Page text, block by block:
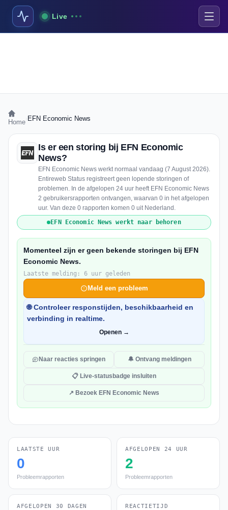
Live
Home EFN Economic News
Is er een storing bij EFN Economic
News?
EFN Economic News werkt normaal vandaag (7 August 2026).
Entireweb Status registreert geen lopende storingen of
problemen. In de afgelopen 24 uur heeft EFN Economic News
2 gebruikersrapporten ontvangen, waarvan 0 in het afgelopen
uur. Van deze 0 rapporten komen 0 uit Nederland.
EFN Economic News werkt naar behoren
Momenteel zijn er geen bekende storingen bij EFN
Economic News.
Laatste melding: 6 uur geleden
Meld een probleem
🌐 Controleer responstijden, beschikbaarheid en
verbinding in realtime.
Openen →
Naar reacties springen 🔔 Ontvang meldingen
📋 Live-statusbadge insluiten
↗ Bezoek EFN Economic News
LAATSTE UUR
0
Probleemrapporten
AFGELOPEN 24 UUR
2
Probleemrapporten
AFGELOPEN 30 DAGEN REACTIETIJD